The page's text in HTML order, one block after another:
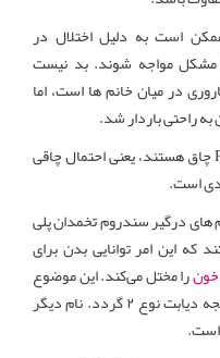
است به دلیل اختلال در
مشکل مواجه شوند. بد نیست
در میان خانم ها است، اما
به راحتی باردار شد.
چاق هستند، یعنی احتمال چاقی
است.
های درگیر سندروم تخمدان پلی
که این امر توانایی بدن برای
را مختل می‌کند. این موضوع
می‌تواند باعث بالا رفتن قند خون و در نتیجه دیابت نوع ۲ گردد. نام دیگر
است.